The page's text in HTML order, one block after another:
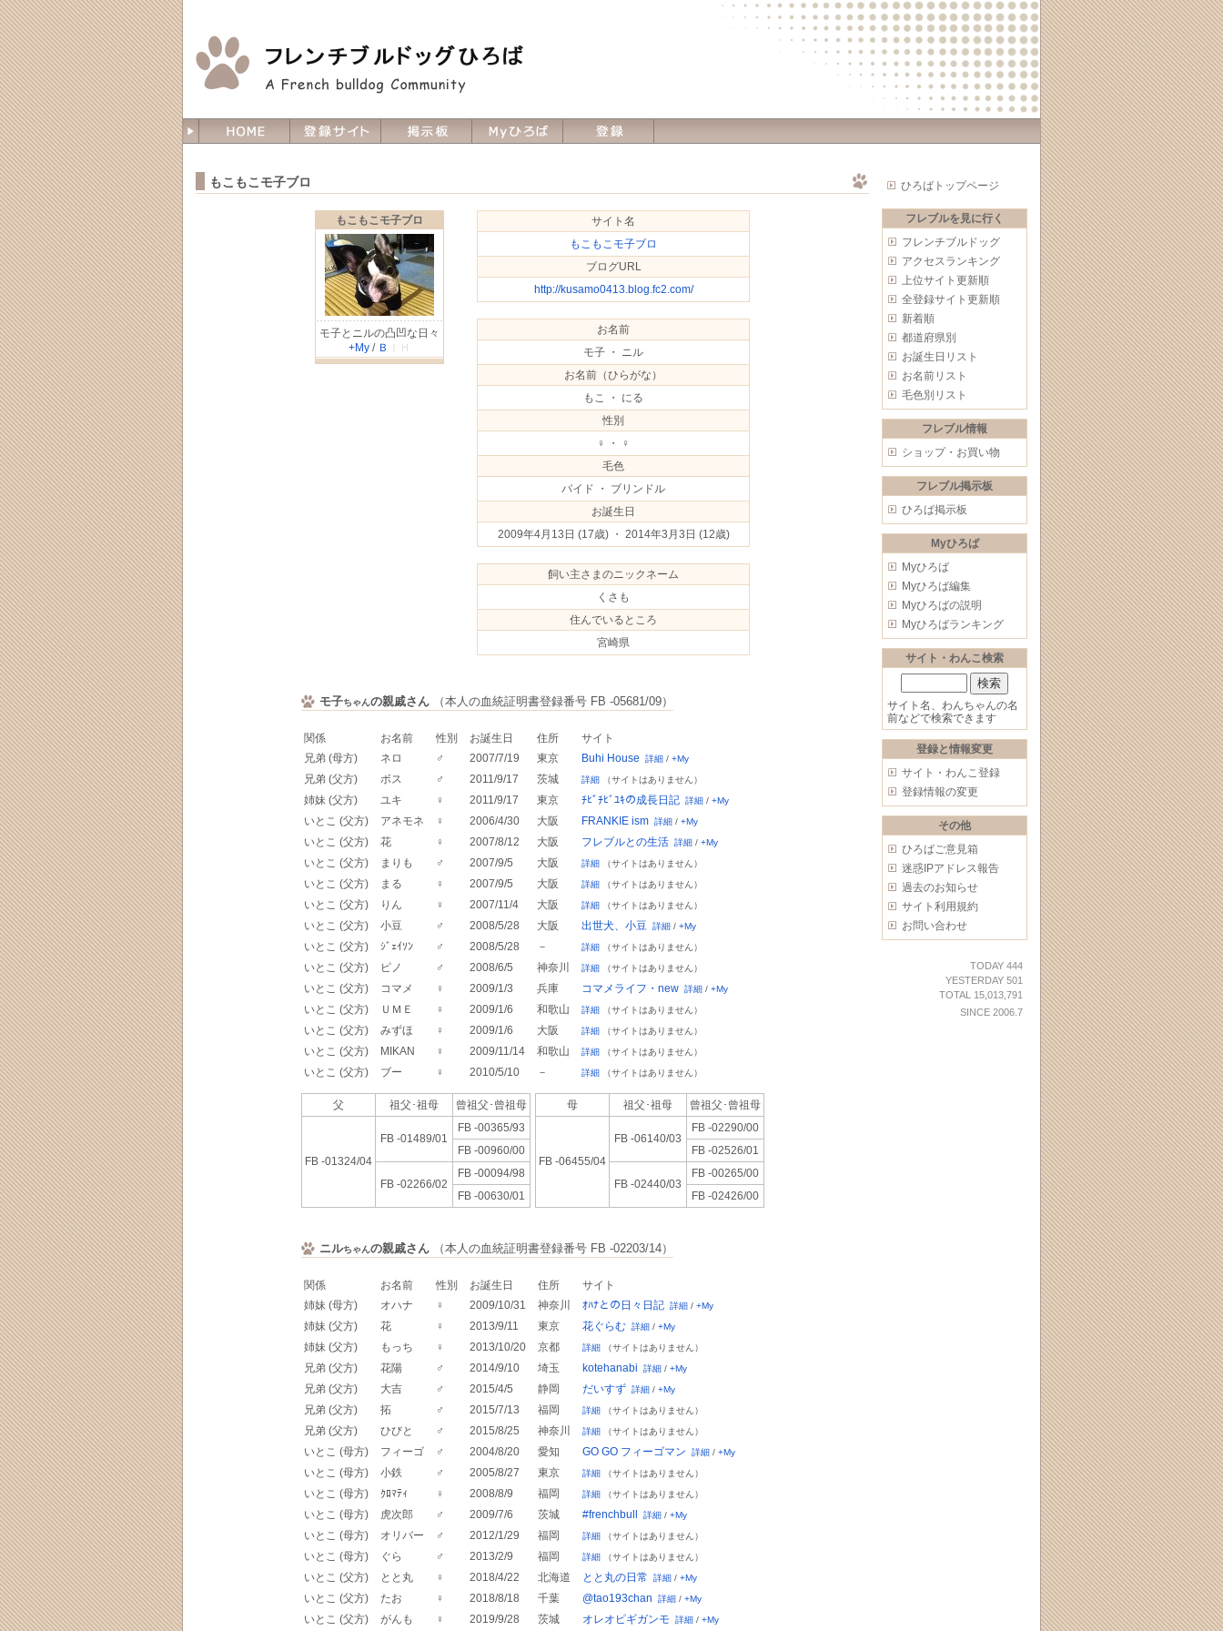
ひろばトップページ
フレブルを見に行く
フレンチブルドッグ
アクセスランキング
上位サイト更新順
全登録サイト更新順
新着順
都道府県別
お誕生日リスト
お名前リスト
毛色別リスト
フレブル情報
ショップ・お買い物
フレブル掲示板
ひろば掲示板
Myひろば
Myひろば
Myひろば編集
Myひろばの説明
Myひろばランキング
サイト・わんこ検索
サイト名、わんちゃんの名
前などで検索できます
登録と情報変更
サイト・わんこ登録
登録情報の変更
その他
ひろばご意見箱
迷惑IPアドレス報告
過去のお知らせ
サイト利用規約
お問い合わせ
TODAY 444
YESTERDAY 501
TOTAL 15,013,791
SINCE 2006.7
もこもこモ子ブロ
もこもこモ子ブロ
モ子とニルの凸凹な日々
+My / Ｂ ＩＨ
サイト名
もこもこモ子ブロ
ブログURL
http://kusamo0413.blog.fc2.com/
お名前
モ子 ・ ニル
お名前（ひらがな）
もこ ・ にる
性別
♀ ・ ♀
毛色
パイド ・ ブリンドル
お誕生日
2009年4月13日 (17歳) ・ 2014年3月3日 (12歳)
飼い主さまのニックネーム
くさも
住んでいるところ
宮崎県
モ子ちゃんの親戚さん（本人の血統証明書登録番号 FB -05681/09）
関係 お名前 性別 お誕生日 住所
サイト
兄弟 (母方)
ネロ ♂ 2007/7/19 東京 Buhi House 詳細/ +My
兄弟 (父方) ボス ♂ 2011/9/17 茨城 詳細（サイトはありません）
姉妹 (父方) ユキ ♀ 2011/9/17 東京 ﾁﾋﾞﾁﾋﾞﾕｷの成長日記 詳細/ +My
いとこ (父方) アネモネ ♀ 2006/4/30 大阪 FRANKIE ism 詳細/ +My
いとこ (父方) 花 ♀ 2007/8/12 大阪 フレブルとの生活 詳細/ +My
いとこ (父方) まりも ♂ 2007/9/5 大阪 詳細（サイトはありません）
いとこ (父方) まる ♀ 2007/9/5 大阪 詳細（サイトはありません）
いとこ (父方) りん ♀ 2007/11/4 大阪 詳細（サイトはありません）
いとこ (父方) 小豆 ♂ 2008/5/28 大阪 出世犬、小豆 詳細/ +My
いとこ (父方) ｼﾞｪｲｿﾝ ♂ 2008/5/28 － 詳細（サイトはありません）
いとこ (父方) ピノ ♂ 2008/6/5 神奈川 詳細（サイトはありません）
いとこ (父方) コマメ ♀ 2009/1/3 兵庫 コマメライフ・new 詳細/ +My
いとこ (父方) ＵＭＥ ♀ 2009/1/6 和歌山 詳細（サイトはありません）
いとこ (父方) みずほ ♀ 2009/1/6 大阪 詳細（サイトはありません）
いとこ (父方) MIKAN ♀ 2009/11/14 和歌山 詳細（サイトはありません）
いとこ (父方) ブー ♀ 2010/5/10 － 詳細（サイトはありません）
父 祖父･祖母 曾祖父･ 曾祖母
FB -01324/04
FB -01489/01
FB -00365/93
FB -00960/00
FB -02266/02
FB -00094/98
FB -00630/01
母 祖父･祖母 曾祖父･ 曾祖母
FB -06455/04
FB -06140/03
FB -02290/00
FB -02526/01
FB -02440/03
FB -00265/00
FB -02426/00
ニルちゃんの親戚さん（本人の血統証明書登録番号 FB -02203/14）
関係 お名前 性別 お誕生日 住所
サイト
姉妹 (母方)
オハナ ♀ 2009/10/31 神奈川 ｵﾊﾅとの日々日記 詳細/ +My
姉妹 (父方) 花 ♀ 2013/9/11 東京 花ぐらむ 詳細/ +My
姉妹 (父方) もっち ♀ 2013/10/20 京都 詳細（サイトはありません）
兄弟 (父方) 花陽 ♂ 2014/9/10 埼玉 kotehanabi 詳細/ +My
兄弟 (父方) 大吉 ♂ 2015/4/5 静岡 だいすず 詳細/ +My
兄弟 (父方) 拓 ♂ 2015/7/13 福岡 詳細（サイトはありません）
兄弟 (父方) ひびと ♂ 2015/8/25 神奈川 詳細（サイトはありません）
いとこ (母方) フィーゴ ♂ 2004/8/20 愛知 GO GO フィーゴマン 詳細/ +My
いとこ (母方) 小鉄 ♂ 2005/8/27 東京 詳細（サイトはありません）
いとこ (母方) ｸﾛﾏﾃｨ ♀ 2008/8/9 福岡 詳細（サイトはありません）
いとこ (母方) 虎次郎 ♂ 2009/7/6 茨城 #frenchbull 詳細/ +My
いとこ (母方) オリバー ♂ 2012/1/29 福岡 詳細（サイトはありません）
いとこ (母方) ぐら ♂ 2013/2/9 福岡 詳細（サイトはありません）
いとこ (父方) とと丸 ♀ 2018/4/22 北海道 とと丸の日常 詳細/ +My
いとこ (父方) たお ♀ 2018/8/18 千葉 @tao193chan 詳細/ +My
いとこ (父方) がんも ♀ 2019/9/28 茨城 オレオピギガンモ 詳細/ +My